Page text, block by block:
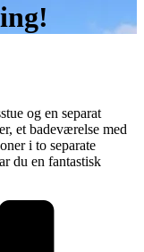
og en separat
et badeværelse med
i to separate
du en fantastisk